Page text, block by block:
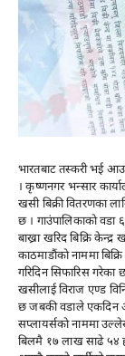
भारतबाट तस्करी भई
। कृष्णनगर भन्सार
खसी बिक्री वितरणका
छ । गाउंपालिकाकाे वडा
बाख्रा खरिद बिक्रि
काठमाडाैंकाे नाममा
गरिदिन सिफारिस गरेका
खसीलाई विराज एण्ड
छ जबकी वडाले एकदिन
सप्लायर्सकाे नाममा
बिलमै १७ लाख साढे ५४